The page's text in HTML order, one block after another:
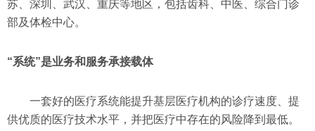
苏、深圳、武汉、重庆等地区，包括齿科、中医、综合门诊
部及体检中心。
“系统”是业务和服务承接载体
一套好的医疗系统能提升基层医疗机构的诊疗速度、提
供优质的医疗技术水平，并把医疗中存在的风险降到最低。